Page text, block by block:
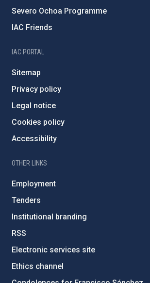
Severo Ochoa Programme
IAC Friends
IAC PORTAL
Sitemap
Privacy policy
Legal notice
Cookies policy
Accessibility
OTHER LINKS
Employment
Tenders
Institutional branding
RSS
Electronic services site
Ethics channel